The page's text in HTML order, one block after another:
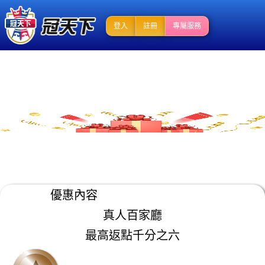
登入 註冊 專屬服務
優惠內容
真人百家廳
最高返點千分之六